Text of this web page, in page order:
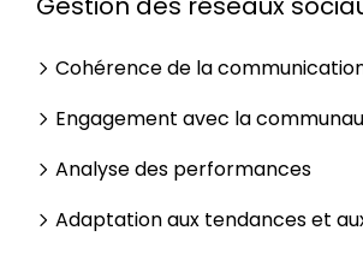
Cohérence de la
Engagement avec la
Analyse des performances
Adaptation aux tendances et